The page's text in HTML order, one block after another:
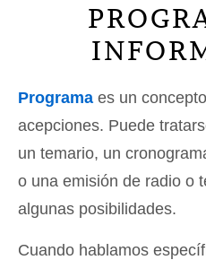
Programa es un
acepciones. Puede
un temario, un
o una emisión de radio o
algunas posibilidades.
Cuando hablamos